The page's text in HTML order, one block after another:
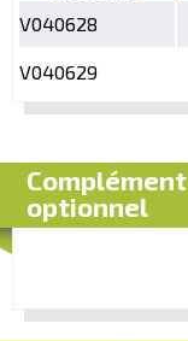
V040628
V040629
Complément
optionnel